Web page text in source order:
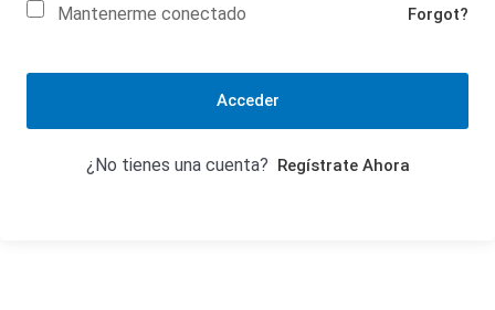
Mantenerme conectado Forgot?
Acceder
¿No tienes una cuenta? Regístrate Ahora